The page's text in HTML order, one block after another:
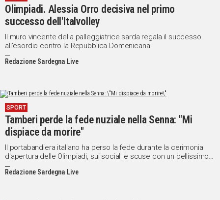
Olimpiadi. Alessia Orro decisiva nel primo
successo dell'Italvolley
Il muro vincente della palleggiatrice sarda regala il successo
all'esordio contro la Repubblica Domenicana
Redazione Sardegna Live
SPORT
Tamberi perde la fede nuziale nella Senna: "Mi
dispiace da morire"
Il portabandiera italiano ha perso la fede durante la cerimonia
d'apertura delle Olimpiadi, sui social le scuse con un bellissimo
messaggio alla moglie: "Rimarrà per sempre nel letto del fiume
della città dell'amore"
Redazione Sardegna Live